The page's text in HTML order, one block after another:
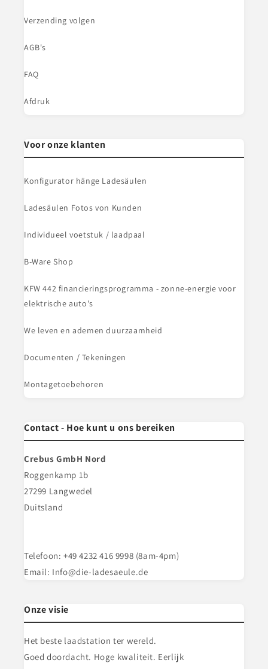
Verzending volgen
AGB's
FAQ
Afdruk
Voor onze klanten
Konfigurator hänge Ladesäulen
Ladesäulen Fotos von Kunden
Individueel voetstuk / laadpaal
B-Ware Shop
KFW 442 financieringsprogramma - zonne-energie voor
elektrische auto's
We leven en ademen duurzaamheid
Documenten / Tekeningen
Montagetoebehoren
Contact - Hoe kunt u ons bereiken
Crebus GmbH Nord
Roggenkamp 1b
27299 Langwedel
Duitsland
Telefoon: +49 4232 416 9998 (8am-4pm)
Email: Info@die-ladesaeule.de
Onze visie
Het beste laadstation ter wereld.
Goed doordacht. Hoge kwaliteit. Eerlijk